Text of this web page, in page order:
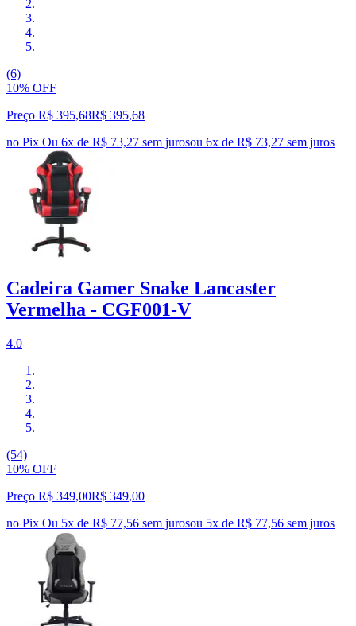
(6)
10% OFF
Preço R$ 395,68R$ 395,68
no Pix Ou 6x de R$ 73,27 sem jurosou 6x de R$ 73,27 sem juros
Cadeira Gamer Snake Lancaster
Vermelha - CGF001-V
4.0
(54)
10% OFF
Preço R$ 349,00R$ 349,00
no Pix Ou 5x de R$ 77,56 sem jurosou 5x de R$ 77,56 sem juros